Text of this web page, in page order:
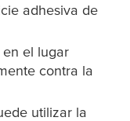
adhesiva de
el lugar
contra la
utilizar la